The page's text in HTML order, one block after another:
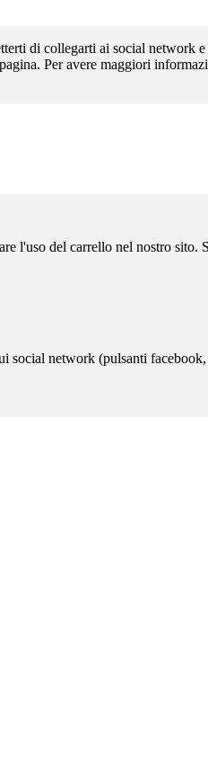
di collegarti ai social network
Per avere maggiori
l'uso del carrello nel nostro sito.
network (pulsanti